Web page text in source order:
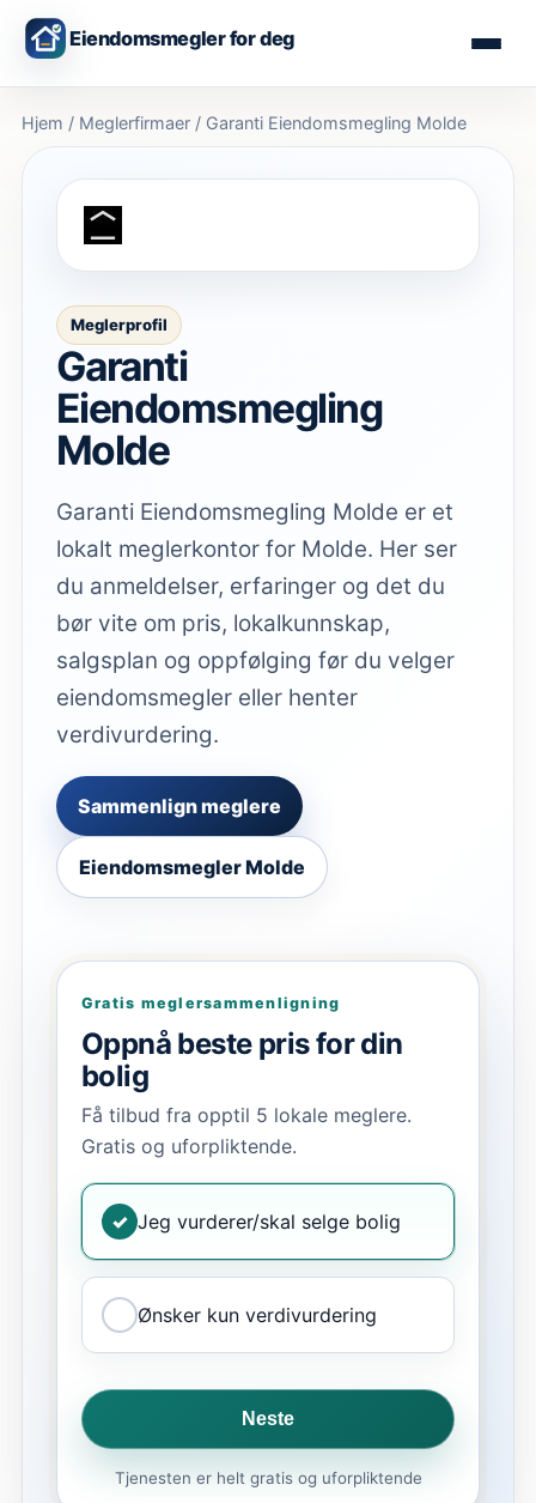
Eiendomsmegler for deg
Hjem / Meglerfirmaer / Garanti Eiendomsmegling Molde
Meglerprofil
Garanti
Eiendomsmegling
Molde
Garanti Eiendomsmegling Molde er et
lokalt meglerkontor for Molde. Her ser
du anmeldelser, erfaringer og det du
bør vite om pris, lokalkunnskap,
salgsplan og oppfølging før du velger
eiendomsmegler eller henter
verdivurdering.
Sammenlign meglere
Eiendomsmegler Molde
Gratis meglersammenligning
Oppnå beste pris for din
bolig
Få tilbud fra opptil 5 lokale meglere.
Gratis og uforpliktende.
✓ Jeg vurderer/skal selge bolig
Ønsker kun verdivurdering
Neste
Tjenesten er helt gratis og uforpliktende